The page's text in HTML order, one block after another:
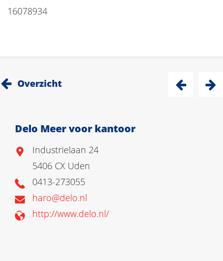
16078934
Overzicht
Delo Meer voor kantoor
Industrielaan 24
5406 CX Uden
0413-273055
haro@delo.nl
http://www.delo.nl/